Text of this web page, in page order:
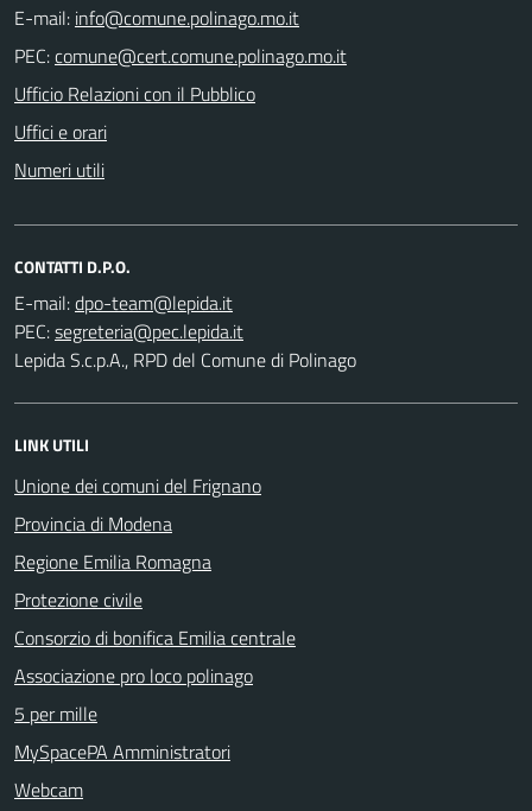
E-mail:
PEC:
Ufficio Relazioni con il Pubblico
Uffici e orari
Numeri utili
CONTATTI D.P.O.
E-mail:
PEC:
Lepida S.c.p.A., RPD del Comune di Polinago
LINK UTILI
Unione dei comuni del Frignano
Provincia di Modena
Regione Emilia Romagna
Protezione civile
Consorzio di bonifica Emilia centrale
Associazione pro loco polinago
5 per mille
MySpacePA Amministratori
Webcam